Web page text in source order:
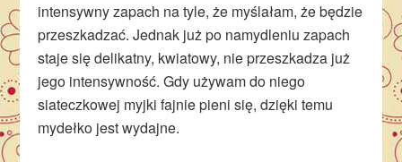
intensywny zapach na tyle, że myślałam, że będzie
przeszkadzać. Jednak już po namydleniu zapach
staje się delikatny, kwiatowy, nie przeszkadza już
jego intensywność. Gdy używam do niego
siateczkowej myjki fajnie pieni się, dzięki temu
mydełko jest wydajne.